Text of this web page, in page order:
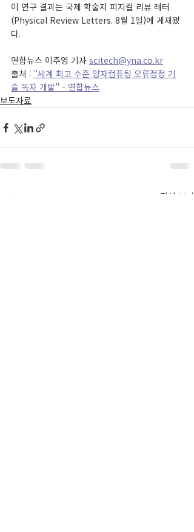
이 연구 결과는 국제 학술지 피지컬 리뷰 레터
(Physical Review Letters. 8월 1일)에 게재됐
다.
연합뉴스 이주영 기자 scitech@yna.co.kr
출처 : "세계 최고 수준 양자컴퓨팅 오류정정 기
술 독자 개발" - 연합뉴스
보도자료
최근 게시물 전체 보기